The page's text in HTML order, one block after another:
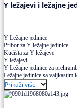
Y ležajevi i ležajne
Y Ležajne jedinice
Pribor za Y ležajne jedinice
Kućišta za Y ležajeve
Y ležajevi
Y Ležajne jedinice za
Ležajne jedinice sa valjkastim
Prikaži više